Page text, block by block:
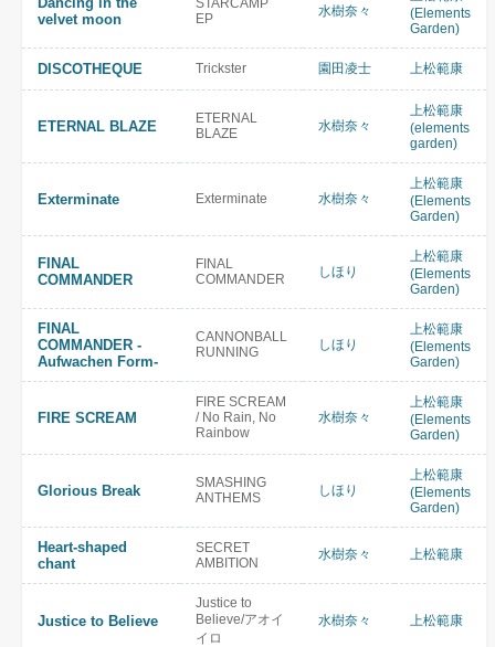
velvet moon
STARCAMP
EP
水樹奈々
(Elements
Garden)
DISCOTHEQUE Trickster 園田凌士 上松範康
ETERNAL BLAZE
ETERNAL
BLAZE
水樹奈々
上松範康
(elements
garden)
Exterminate Exterminate 水樹奈々
上松範康
(Elements
Garden)
FINAL
COMMANDER
FINAL
COMMANDER
しほり
上松範康
(Elements
Garden)
FINAL
COMMANDER -
Aufwachen Form-
CANNONBALL
RUNNING
しほり
上松範康
(Elements
Garden)
FIRE SCREAM
FIRE SCREAM
/ No Rain, No
Rainbow
水樹奈々
上松範康
(Elements
Garden)
Glorious Break
SMASHING
ANTHEMS
しほり
上松範康
(Elements
Garden)
Heart-shaped
chant
SECRET
AMBITION
水樹奈々 上松範康
Justice to Believe
Justice to
Believe/アオイ
イロ
水樹奈々 上松範康